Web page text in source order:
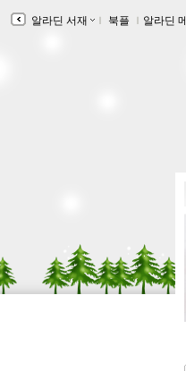
알라딘 서재 ｌ 북플 ｌ 알라딘